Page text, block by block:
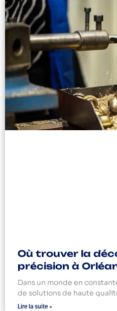
Où trouver la
précision à
Dans un monde en
de solutions de haute
Lire la suite »